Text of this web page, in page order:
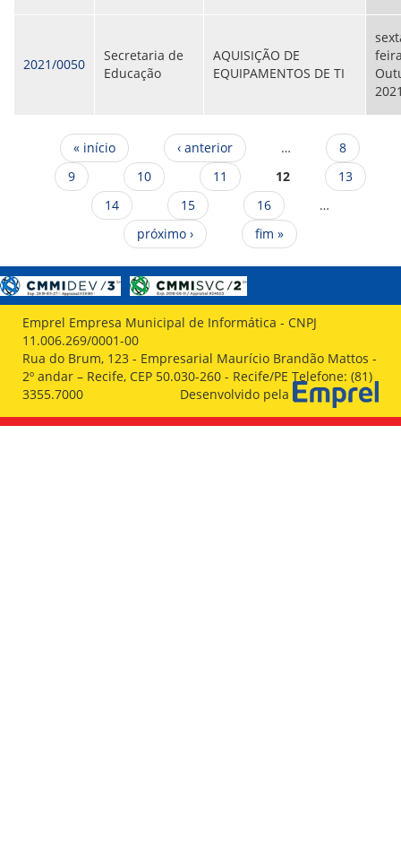
2021/0050
Secretaria de
Educação
AQUISIÇÃO DE
EQUIPAMENTOS DE TI
Páginas
« início ‹ anterior …
8
9
10 11 12
13
14
15 16
…
próximo ›
fim »
Emprel Empresa Municipal de Informática - CNPJ
11.006.269/0001-00
Rua do Brum, 123 - Empresarial Maurício Brandão Mattos -
2º andar – Recife, CEP 50.030-260 - Recife/PE Telefone: (81)
3355.7000
Desenvolvido pela